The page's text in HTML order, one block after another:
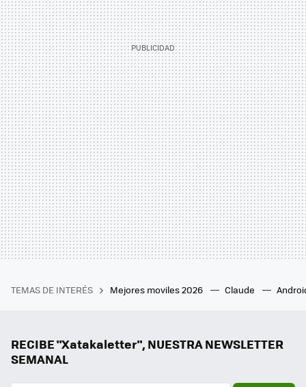
TEMAS DE INTERÉS Mejores moviles 2026 Claude
RECIBE "Xatakaletter", NUESTRA NEWSLETTER
SEMANAL